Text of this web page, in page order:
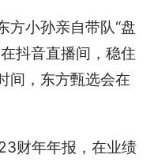
方小孙亲自带队“盘
抖音直播间，稳住
间，东方甄选会在
财年年报，在业绩